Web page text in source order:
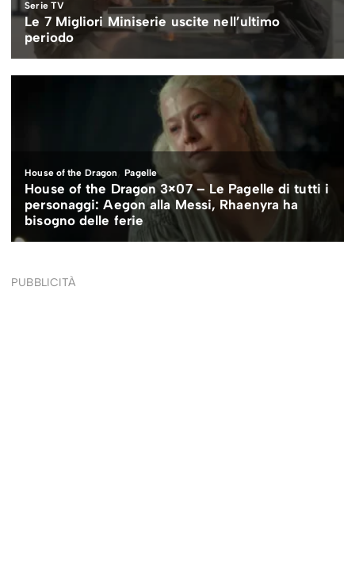
PUBBLICITÀ